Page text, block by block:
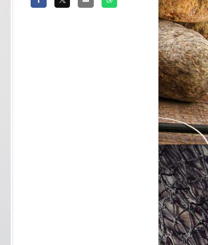
Rialinna Juurus 8,5cm VENE